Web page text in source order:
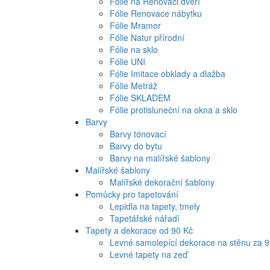
Fólie Renovace nábytku
Fólie Mramor
Fólie Natur přírodní
Fólie na sklo
Fólie UNI
Fólie Imitace obklady a dlažba
Fólie Metráž
Fólie SKLADEM
Fólie protisluneční na okna a sklo
Barvy
Barvy tónovací
Barvy do bytu
Barvy na malířské šablony
Malířské šablony
Malířské dekorační šablony
Pomůcky pro tapetování
Lepidla na tapety, tmely
Tapetářské nářadí
Tapety a dekorace od 90 Kč
Levné samolepící dekorace na stěnu za
Levné tapety na zeď